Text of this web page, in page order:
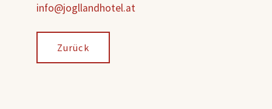
info@jogllandhotel.at
Zurück